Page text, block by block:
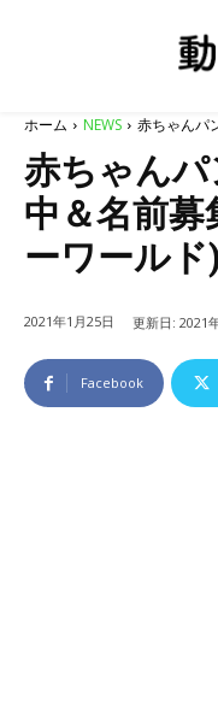
ホーム NEWS 赤ちゃんパ
赤ちゃん
中＆名前
ーワールド
2021年1月25日 更新日: 2021
Facebook